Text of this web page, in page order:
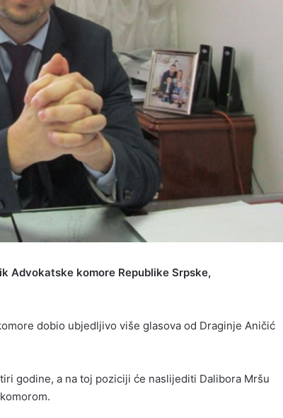
Advokatske komore Republike Srpske,
dobio ubjedljivo više glasova od Draginje Aničić
godine, a na toj poziciji će naslijediti Dalibora Mršu